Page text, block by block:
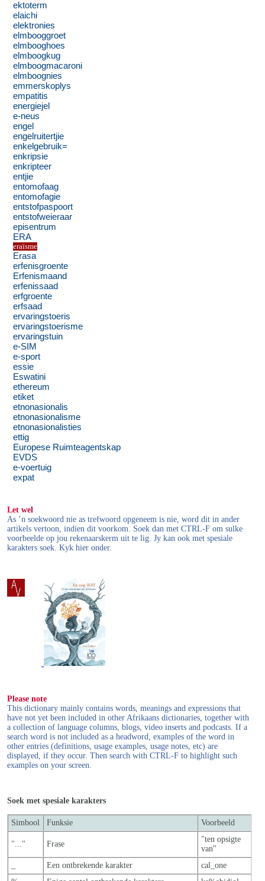
ektoterm
elaichi
elektronies
elmbooggroet
elmbooghoes
elmboogkug
elmboogmacaroni
elmboognies
emmerskoplys
empatitis
energiejel
e-neus
engel
engelruitertjie
enkelgebruik=
enkripsie
enkripteer
entjie
entomofaag
entomofagie
entstofpaspoort
entstofweieraar
episentrum
ERA
eraïsme
Erasa
erfenisgroente
Erfenismaand
erfenissaad
erfgroente
erfsaad
ervaringstoeris
ervaringstoerisme
ervaringstuin
e-SIM
e-sport
essie
Eswatini
ethereum
etiket
etnonasionalis
etnonasionalisme
etnonasionalisties
ettig
Europese Ruimteagentskap
EVDS
e-voertuig
expat
Let wel
As ’n soekwoord nie as trefwoord opgeneem is nie, word dit in ander
artikels vertoon, indien dit voorkom. Soek dan met CTRL-F om sulke
voorbeelde op jou rekenaarskerm uit te lig. Jy kan ook met spesiale
karakters soek. Kyk hier onder.
Please note
This dictionary mainly contains words, meanings and expressions that
have not yet been included in other Afrikaans dictionaries, together with
a collection of language columns, blogs, video inserts and podcasts. If a
search word is not included as a headword, examples of the word in
other entries (definitions, usage examples, usage notes, etc) are
displayed, if they occur. Then search with CTRL-F to highlight such
examples on your screen.
Soek met spesiale karakters
Simbool Funksie Voorbeeld
"..." Frase
"ten opsigte
van"
Een ontbrekende karakter
cal_one